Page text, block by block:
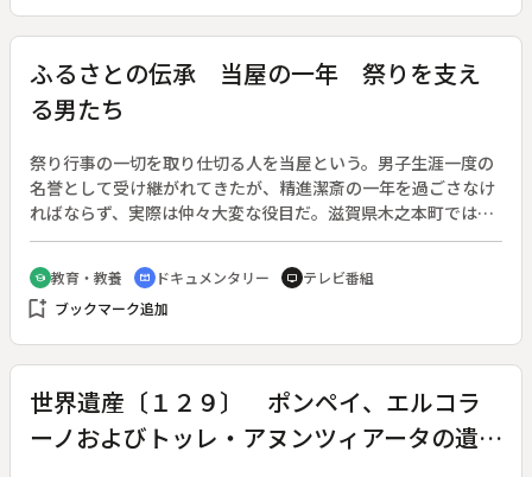
ふるさとの伝承 当屋の一年 祭りを支え
る男たち
祭り行事の一切を取り仕切る人を当屋という。男子生涯一度の
名誉として受け継がれてきたが、精進潔斎の一年を過ごさなけ
ればならず、実際は仲々大変な役目だ。滋賀県木之本町では、
五人組が交代で当座を務める。“ユリネ”には古くからの歴代当
座の名前が記されている。美保関はかつて北前船で栄えた港町
である。“頭人”は日本海で一年間、禊ぎを欠かさず、祭りでは
記紀伝承の事代主神になりかわる。山形県の黒川能では、自宅
県木之本町、島根県美保関町、山形県櫛引町。
school 教育・教養 cinematic_blur ドキュメンタリー tv テレビ番組
bookmark_add ブックマーク追加
世界遺産〔１２９〕 ポンペイ、エルコラ
ーノおよびトッレ・アヌンツィアータの遺